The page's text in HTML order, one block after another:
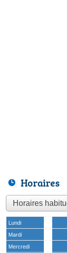
Horaires
Lundi
Mardi
Mercredi